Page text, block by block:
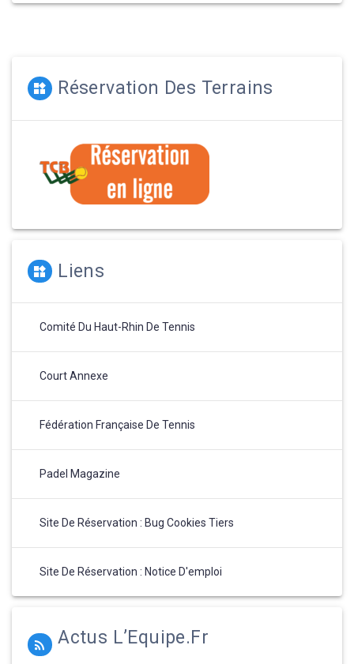
Réservation Des Terrains
Liens
Comité Du Haut-Rhin De Tennis
Court Annexe
Fédération Française De Tennis
Padel Magazine
Site De Réservation : Bug Cookies Tiers
Site De Réservation : Notice D'emploi
Actus L’Equipe.fr